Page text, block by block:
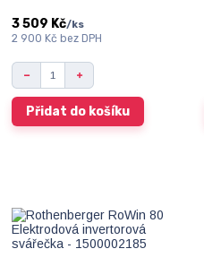
3 509 Kč/ks
2 900 Kč bez DPH
Přidat do košíku